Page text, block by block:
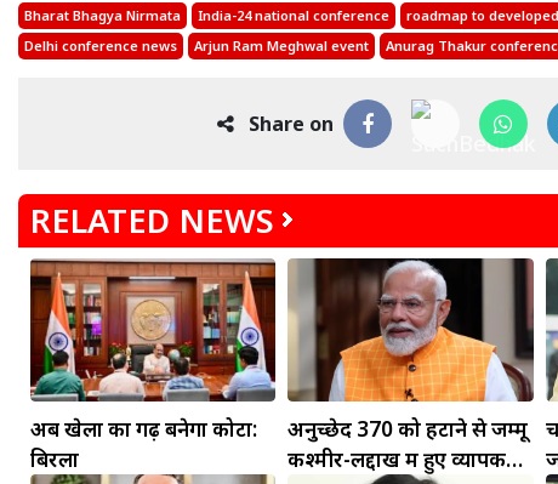
Bharat Bhagya Nirmata India-24 national conference roadmap to
Delhi conference news
Arjun Ram Meghwal event Anurag Thakur
Share on
RELATED NEWS
अब खेलों का गढ़ बनेगा कोटा:
बिरला
अनुच्छेद 370 को हटाने से जम्मू
कश्मीर-लद्दाख में हुए व्यापक
मकर